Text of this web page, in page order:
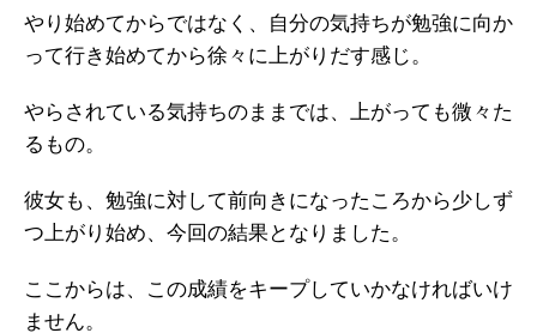
やり始めてからではなく、自分の気持ちが勉強に向か
って行き始めてから徐々に上がりだす感じ。
やらされている気持ちのままでは、上がっても微々た
るもの。
彼女も、勉強に対して前向きになったころから少しず
つ上がり始め、今回の結果となりました。
ここからは、この成績をキープしていかなければいけ
ません。